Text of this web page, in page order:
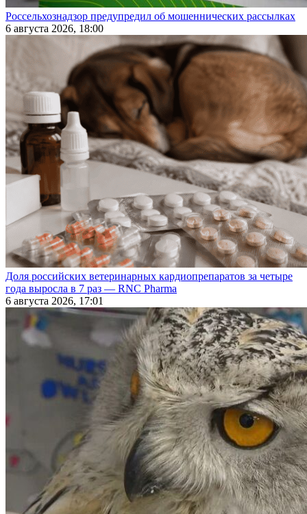
Россельхознадзор предупредил об мошеннических рассылках
6 августа 2026, 18:00
Доля российских ветеринарных кардиопрепаратов за четыре
года выросла в 7 раз — RNC Pharma
6 августа 2026, 17:01